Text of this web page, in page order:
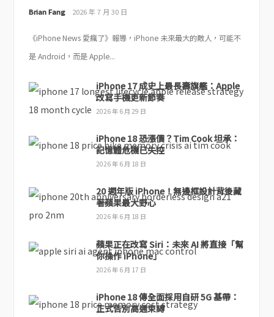
Brian Fang 2026 年 7 月 30 日
《iPhone News 愛瘋了》報導，iPhone 未來最大的敵人，可能不
是 Android，而是 Apple...
iPhone 17 成史上最長壽旗艦：Apple
改寫手機更新節奏
2026 年 6 月 29 日
iPhone 18 恐漲價？Tim Cook 坦承：
記憶體危機已失控
2026 年 6 月 18 日
20 週年版 iPhone！無邊框設計背後藏
著蘋果最大野心
2026 年 6 月 18 日
蘋果正在改寫 Siri：未來 AI 將直接「幫
你操作 iPhone」
2026 年 6 月 17 日
iPhone 18 傳全面採用自研 5G 基帶：
正式告別高通束縛